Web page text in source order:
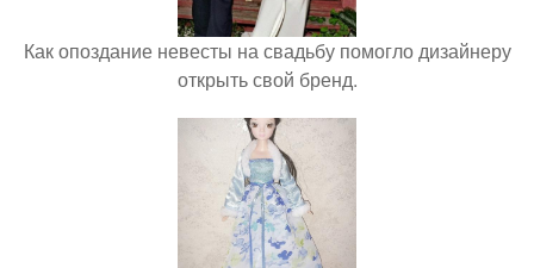
Как опоздание невесты на свадьбу помогло дизайнеру
открыть свой бренд.